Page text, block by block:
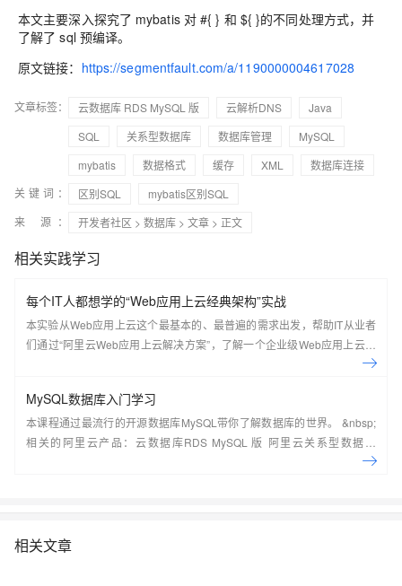
本文主要深入探究了 mybatis 对 #{ } 和 ${ }的不同处理方式，并
了解了 sql 预编译。
原文链接： https://segmentfault.com/a/1190000004617028
文章标签： 云数据库 RDS MySQL 版 云解析DNS
Java
SQL
关系型数据库 数据库管理
MySQL
mybatis
数据格式 缓存 XML
数据库连接
关键词：
区别SQL
mybatis区别SQL
来 源：
开发者社区 > 数据库 > 文章 > 正文
相关实践学习
每个IT人都想学的“Web应用上云经典架构”实战
本实验从Web应用上云这个最基本的、最普遍的需求出发，帮助IT从业者
们通过“阿里云Web应用上云解决方案”，了解一个企业级Web应用上云的
MySQL数据库入门学习
本课程通过最流行的开源数据库MySQL带你了解数据库的世界。 &nbsp;
相关的阿里云产品：云数据库RDS MySQL 版 阿里云关系型数据库
RDS（Relational Database Service）是一种稳定可靠、可弹性伸缩的在
相关文章